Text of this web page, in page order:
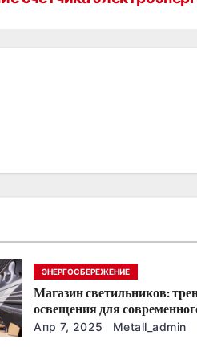
ЭНЕРГОСБЕРЕЖЕНИЕ
Магазин светильников:
освещения для
интерьера
Апр 7, 2025 Metall_admin